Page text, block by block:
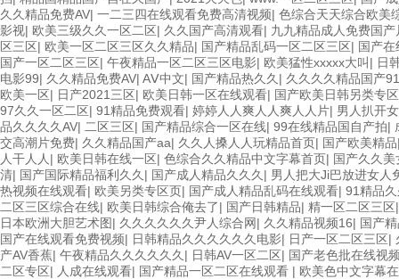
久久精品免费AV| 一二三四在线观看免费高清视频| 色综合天天综合欧美
影视| 欧美三级久久一区二区| 久久国产高清观看| 九九精品成人免费国产
区三区| 欧美一区二区三区久久精品| 国产精品乱码一区二区三区| 国产
国产一区二区三区| 午夜精品一区二区三区电影| 欧美猛性xxxxx大叫 | 日
电影99| 久久精品免费AV| AⅤ中文| 国产精品热久久 | 久久久久精品国产
欧美一区| 日产2021三区| 欧美日韩一区在线观看| 国产欧美日韩另类专区
97久久一区二区| 91精品免费观看| 婷婷人人爽人人爽人人片| 男人扒开
品久久久久AV| 二区三区| 国产精品综合一区在线| 99在线精品国自产拍|
交高潮片免费| 久久精品国产aa| 久久人搡人人玩精品首页| 国产欧美精品
人干人人 | 欧美日韩在线一区| 色综合久久精品中文字幕首页| 国产久久美
清| 国产国际精品福利久久 | 国产成人精品久久久 | 男人把大Ji巴放进女人
热视频在线观看| 欧美另类专区页| 国产成人精品乱码在线观看| 91精品
二区三区综合在线| 欧美日韩综合俺去了| 国产日韩精品| 精一区二区三区
日本欧洲大胆艺术图| 久久久久久久尹人综合网| 久久精品视频16| 国产
国产在线观看免费视频| 日韩精品久久久久久久电影| 日产一区二区三区|
产AV香蕉| 午夜精品久久久久久久 | 日韩AV一区二区| 国产老色批在线视
二区专区| 人成在线观看| 国产精品一区二区在线观看 | 欧美色中文字幕